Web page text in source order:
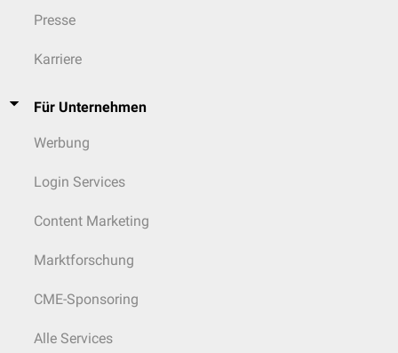
Presse
Karriere
Für Unternehmen
Werbung
Login Services
Content Marketing
Marktforschung
CME-Sponsoring
Alle Services